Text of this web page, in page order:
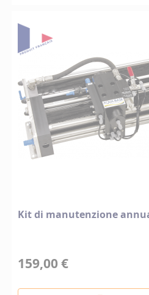
Kit di manutenzione
159,00 €